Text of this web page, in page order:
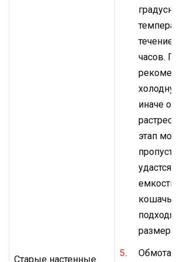
Старые настенные
течение
часов.
иначе она
этап
удастся
емкость
размера.